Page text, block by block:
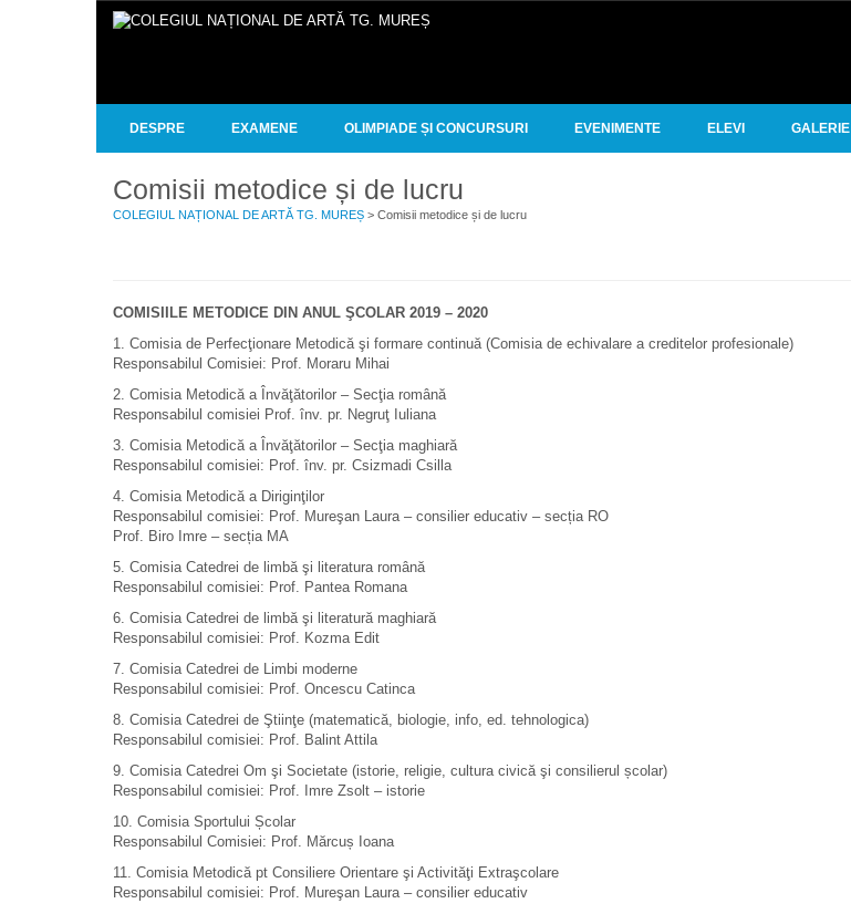
DESPRE EXAMENE OLIMPIADE ȘI CONCURSURI EVENIMENTE ELEVI GALERIE
Comisii metodice și de lucru
COLEGIUL NAȚIONAL DE ARTĂ TG. MUREȘ > Comisii metodice și de lucru
COMISIILE METODICE DIN ANUL ŞCOLAR 2019 – 2020
1. Comisia de Perfecţionare Metodică şi formare continuă (Comisia de echivalare a creditelor profesionale)
Responsabilul Comisiei: Prof. Moraru Mihai
2. Comisia Metodică a Învăţătorilor – Secţia română
Responsabilul comisiei Prof. înv. pr. Negruţ Iuliana
3. Comisia Metodică a Învăţătorilor – Secţia maghiară
Responsabilul comisiei: Prof. înv. pr. Csizmadi Csilla
4. Comisia Metodică a Diriginţilor
Responsabilul comisiei: Prof. Mureşan Laura – consilier educativ – secția RO
Prof. Biro Imre – secția MA
5. Comisia Catedrei de limbă şi literatura română
Responsabilul comisiei: Prof. Pantea Romana
6. Comisia Catedrei de limbă şi literatură maghiară
Responsabilul comisiei: Prof. Kozma Edit
7. Comisia Catedrei de Limbi moderne
Responsabilul comisiei: Prof. Oncescu Catinca
8. Comisia Catedrei de Ştiinţe (matematică, biologie, info, ed. tehnologica)
Responsabilul comisiei: Prof. Balint Attila
9. Comisia Catedrei Om şi Societate (istorie, religie, cultura civică şi consilierul școlar)
Responsabilul comisiei: Prof. Imre Zsolt – istorie
10. Comisia Sportului Școlar
Responsabilul Comisiei: Prof. Mărcuș Ioana
11. Comisia Metodică pt Consiliere Orientare şi Activităţi Extraşcolare
Responsabilul comisiei: Prof. Mureşan Laura – consilier educativ